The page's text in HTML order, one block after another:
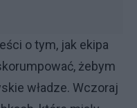
o tym, jak ekipa
żebym
władze. Wczoraj